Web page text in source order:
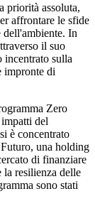
priorità assoluta,
affrontare le sfide
dell'ambiente. In
il suo
incentrato sulla
impronte di
Zero
del
è concentrato
una holding
di finanziare
la resilienza delle
sono stati